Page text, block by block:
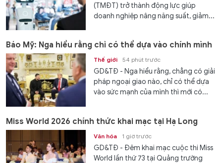
(TMĐT) trở thành động lực giúp
doanh nghiệp nâng năng suất, giảm...
Báo Mỹ: Nga hiểu rằng chỉ có thể dựa vào chính mình
Thế giới 54 phút trước
GD&TĐ - Nga hiểu rằng, chẳng có giải
pháp ngoại giao nào, chỉ có thể dựa
vào sức mạnh của mình thì mới có...
Miss World 2026 chính thức khai mạc tại Hạ Long
Văn hóa 1 giờ trước
GD&TĐ - Đêm khai mạc cuộc thi Miss
World lần thứ 73 tại Quảng trường